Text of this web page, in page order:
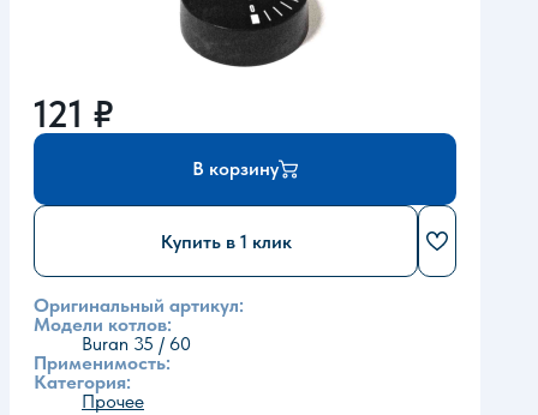
121 ₽
В корзину
Купить в 1 клик
Оригинальный артикул:
Модели котлов:
Buran 35 / 60
Применимость:
Категория:
Прочее